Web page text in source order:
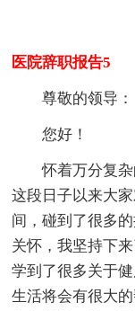
医院辞职报告5
尊敬的领导：
您好！
怀着万分复
这段日子以来大
间，碰到了很多
关怀，我坚持下
学到了很多关于
生活将会有很大